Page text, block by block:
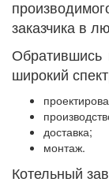
заказчика в
Обратившись
широкий
доставка;
монтаж.
Котельный